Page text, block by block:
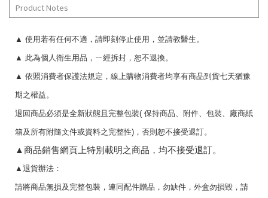
Product Notes
▲ 使用若有任何不適，請即刻停止使用，並請教醫生。
▲ 此為個人衛生用品，ㄧ經拆封，恕不退換。
▲ 依照消費者保護法規定，線上購物消費者均享有商品到貨七天猶豫
期之權益。
退回商品必須是全新狀態且完整包裝( 保持商品、附件、包裝、廠商紙
箱及所有附隨文件或資料之完整性) ，否則恕不接受退訂。
▲ 商品銷售網頁上特別載明之商品，均不接受退訂。
▲ 退貨辦法：
請將商品無損及完整包裝，連同配件贈品，勿缺件，外盒勿損毀，請